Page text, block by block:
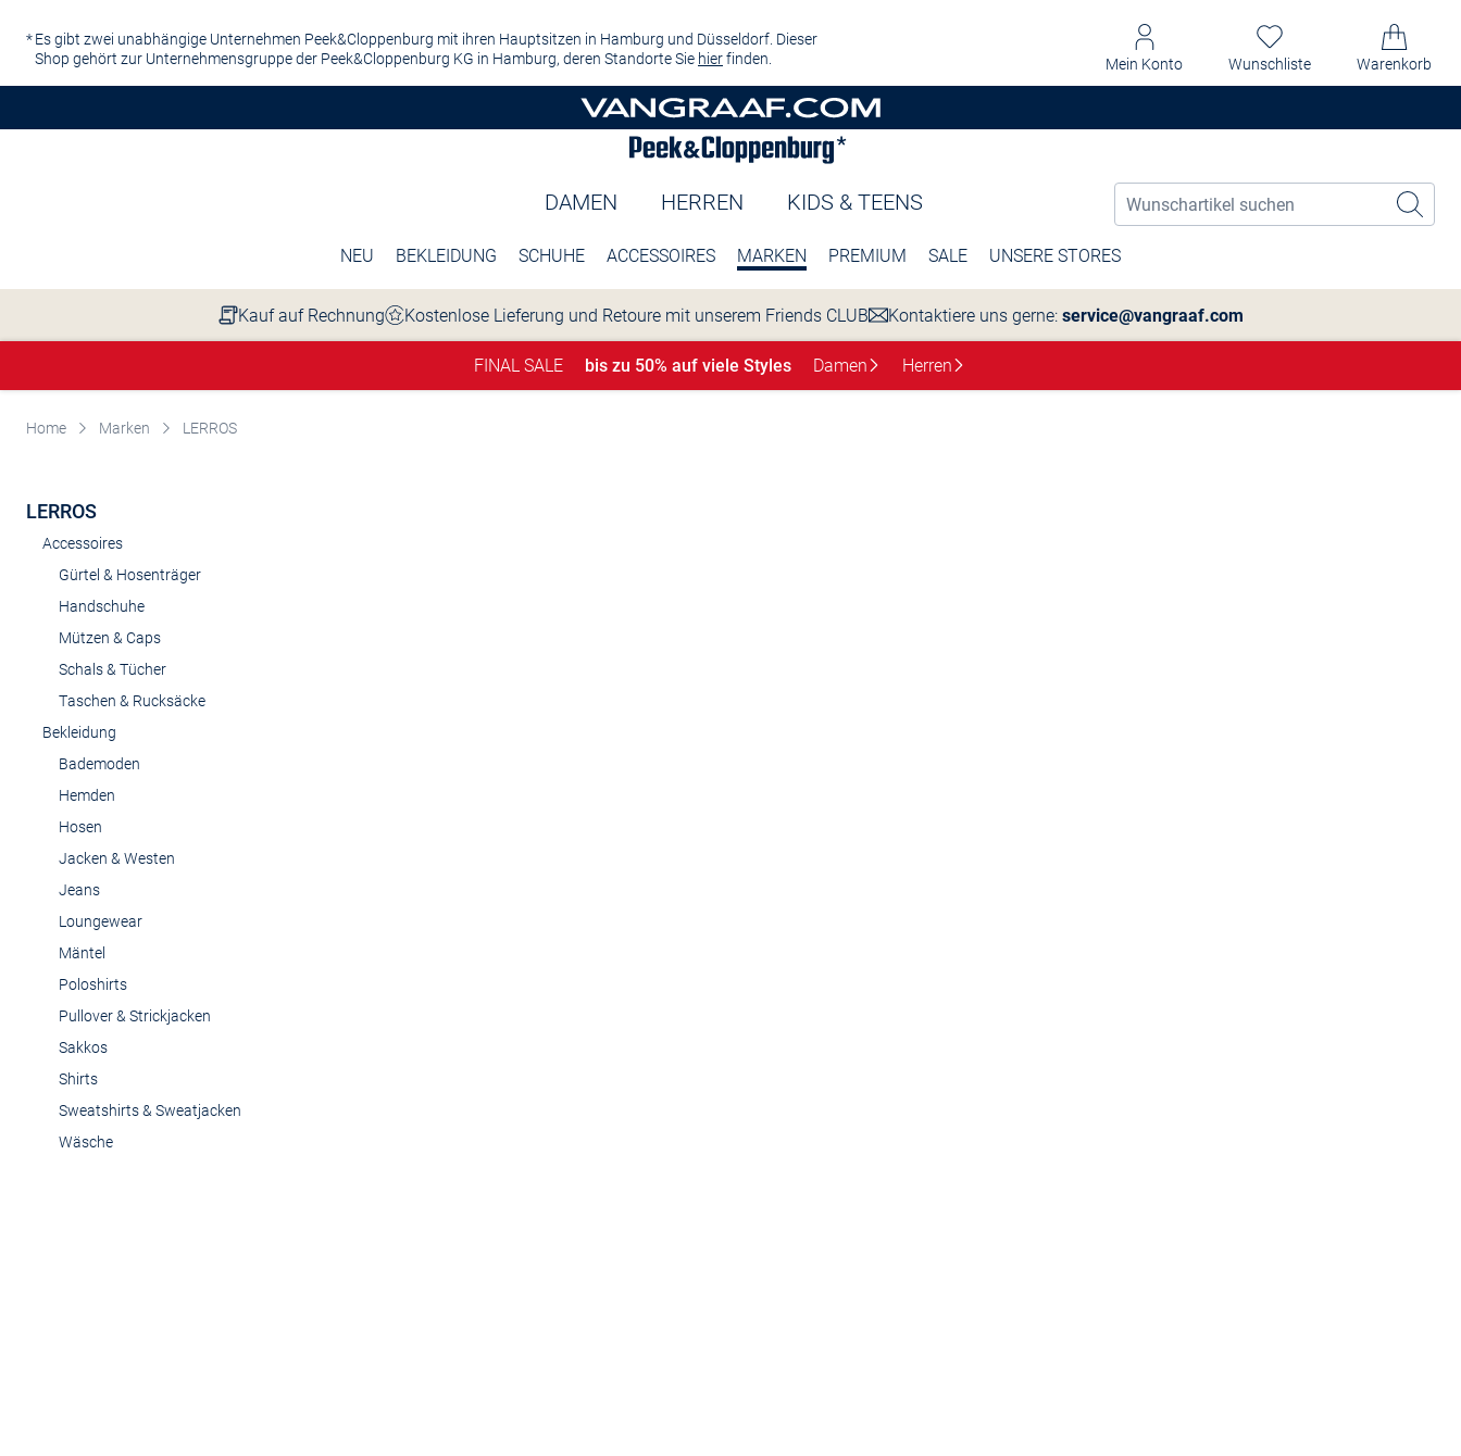
Es gibt zwei unabhängige Unternehmen Peek&Cloppenburg mit ihren Hauptsitzen in Hamburg und Düsseldorf. Dieser
Shop gehört zur Unternehmensgruppe der Peek&Cloppenburg KG in Hamburg, deren Standorte Sie hierfinden. Mein Konto Wunschliste Warenkorb
DAMEN HERREN KIDS & TEENS
NEU BEKLEIDUNG SCHUHE ACCESSOIRES MARKEN PREMIUM SALE UNSERE STORES
Kauf auf Rechnung Kostenlose Lieferung und Retoure mit unserem Friends CLUB Kontaktiere uns gerne: service@vangraaf.com
FINAL SALE bis zu 50% auf viele Styles Damen Herren
Home Marken LERROS
LERROS
Accessoires
Gürtel & Hosenträger
Handschuhe
Mützen & Caps
Schals & Tücher
Taschen & Rucksäcke
Bekleidung
Bademoden
Hemden
Hosen
Jacken & Westen
Jeans
Loungewear
Mäntel
Poloshirts
Pullover & Strickjacken
Sakkos
Shirts
Sweatshirts & Sweatjacken
Wäsche